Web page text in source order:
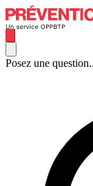
Posez une